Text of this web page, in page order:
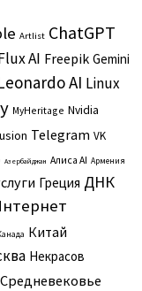
Artlist ChatGPT
AI Freepik Gemini
AI Linux
MyHeritage Nvidia
Telegram VK
Азербайджан Алиса AI Армения
Греция ДНК
Китай
Некрасов
Средневековье